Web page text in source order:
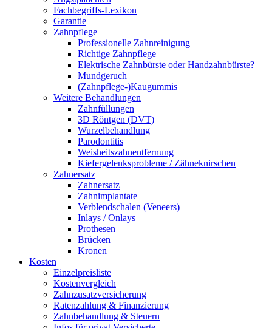
Fachbegriffs-Lexikon
Garantie
Zahnpflege
Professionelle Zahnreinigung
Richtige Zahnpflege
Elektrische Zahnbürste oder Handzahnbürste?
Mundgeruch
(Zahnpflege-)Kaugummis
Weitere Behandlungen
Zahnfüllungen
3D Röntgen (DVT)
Wurzelbehandlung
Parodontitis
Weisheitszahnentfernung
Kiefergelenksprobleme / Zähneknirschen
Zahnersatz
Zahnersatz
Zahnimplantate
Verblendschalen (Veneers)
Inlays / Onlays
Prothesen
Brücken
Kronen
Kosten
Einzelpreisliste
Kostenvergleich
Zahnzusatzversicherung
Ratenzahlung & Finanzierung
Zahnbehandlung & Steuern